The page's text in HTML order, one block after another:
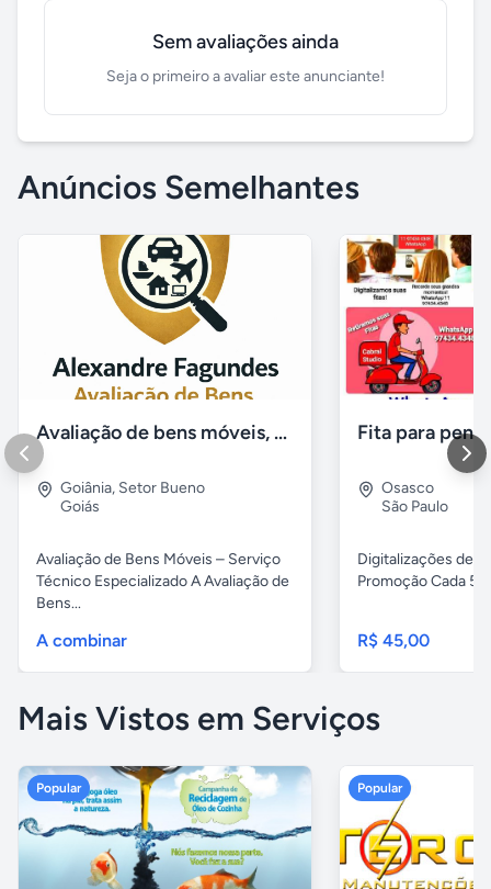
Sem avaliações ainda
Seja o primeiro a avaliar este anunciante!
Anúncios Semelhantes
Avaliação de bens móveis, Avaliação patrimônial
Goiânia, Setor Bueno
Goiás
Avaliação de Bens Móveis – Serviço
Técnico Especializado A Avaliação de
Bens...
A combinar
Osasco
São Paulo
Digitalizações de
Promoção Cada 5
R$ 45,00
Mais Vistos em Serviços
Popular Popular